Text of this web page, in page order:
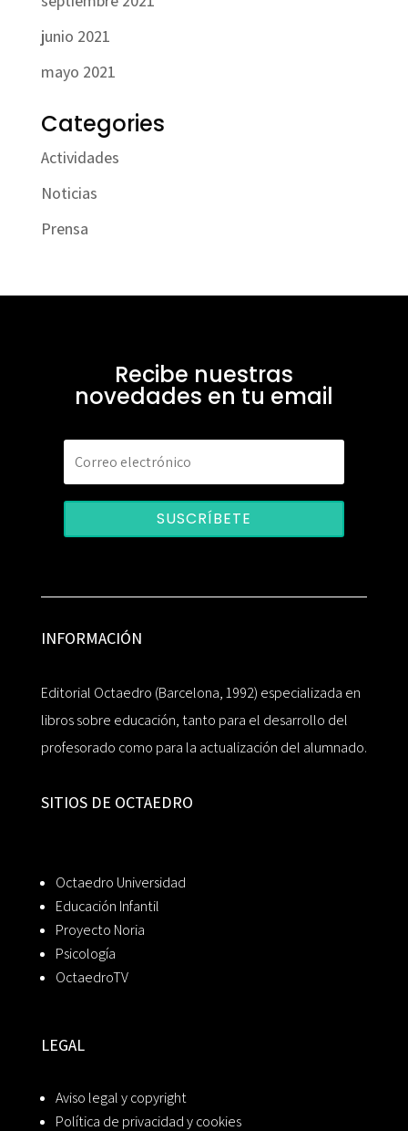
junio 2021
mayo 2021
Categories
Actividades
Noticias
Prensa
Recibe nuestras
novedades en tu email
SUSCRÍBETE
INFORMACIÓN
Editorial Octaedro (Barcelona, 1992) especializada en
libros sobre educación, tanto para el desarrollo del
profesorado como para la actualización del alumnado.
SITIOS DE OCTAEDRO
Octaedro Universidad
Educación Infantil
Proyecto Noria
Psicología
OctaedroTV
LEGAL
Aviso legal y copyright
Política de privacidad y cookies